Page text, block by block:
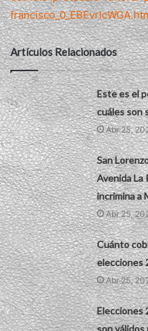
Artículos Relacionados
Este es el
cuáles son
Abr 25,
San
Avenida La
incrimina a
Abr 25,
Cuánto
elecciones
Abr 25,
Elecciones
son válidos